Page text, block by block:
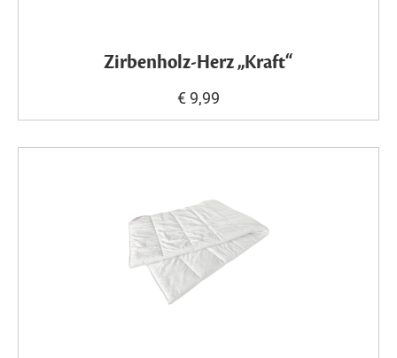
Zirbenholz-Herz „Kraft“
€ 9,99